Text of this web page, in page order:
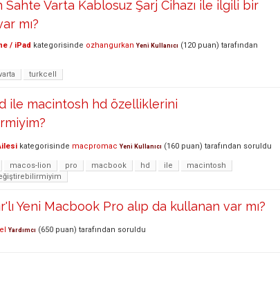
Sahte Varta Kablosuz Şarj Cihazı ile ilgili bir
mı?
/ iPad kategorisinde ozhangurkan Yeni Kullanıcı (120 puan) tarafından
turkcell
ile macintosh hd özelliklerini
kategorisinde macpromac Yeni Kullanıcı (160 puan) tarafından soruldu
macos-lion pro macbook hd ile
macintosh
Yeni Macbook Pro alıp da kullanan var mı?
Yardımcı (650 puan) tarafından soruldu